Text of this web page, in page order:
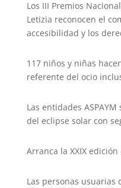
Los III Premios
Letizia reconocen el
accesibilidad y los
117 niños y niñas
referente del ocio
Las entidades
del eclipse solar con
Arranca la XXIX
Las personas usuarias